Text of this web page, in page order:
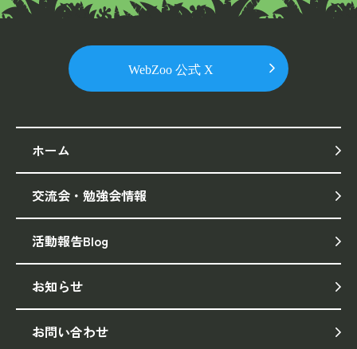
ホーム
交流会・勉強会情報
活動報告Blog
お知らせ
お問い合わせ